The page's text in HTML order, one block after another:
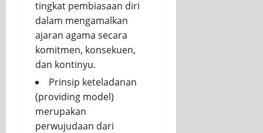
tingkat pembiasaan diri
dalam mengamalkan
ajaran agama secara
komitmen, konsekuen,
dan kontinyu.
Prinsip keteladanan
(providing model)
merupakan
perwujudaan dari